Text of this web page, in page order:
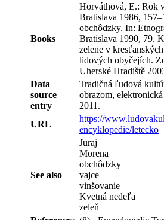
Books
Horváthová, E.: Rok
Bratislava 1986,
obchôdzky. In:
Bratislava 1990, 79.
zelene v
lidových obyčejích.
Uherské Hradiště
Data
source
entry
Tradičná ľudová
obrazom,
2011.
URL
https://
encyklopedie/letecko
See also
Juraj
Morena
obchôdzky
vajce
vinšovanie
Kvetná nedeľa
zeleň